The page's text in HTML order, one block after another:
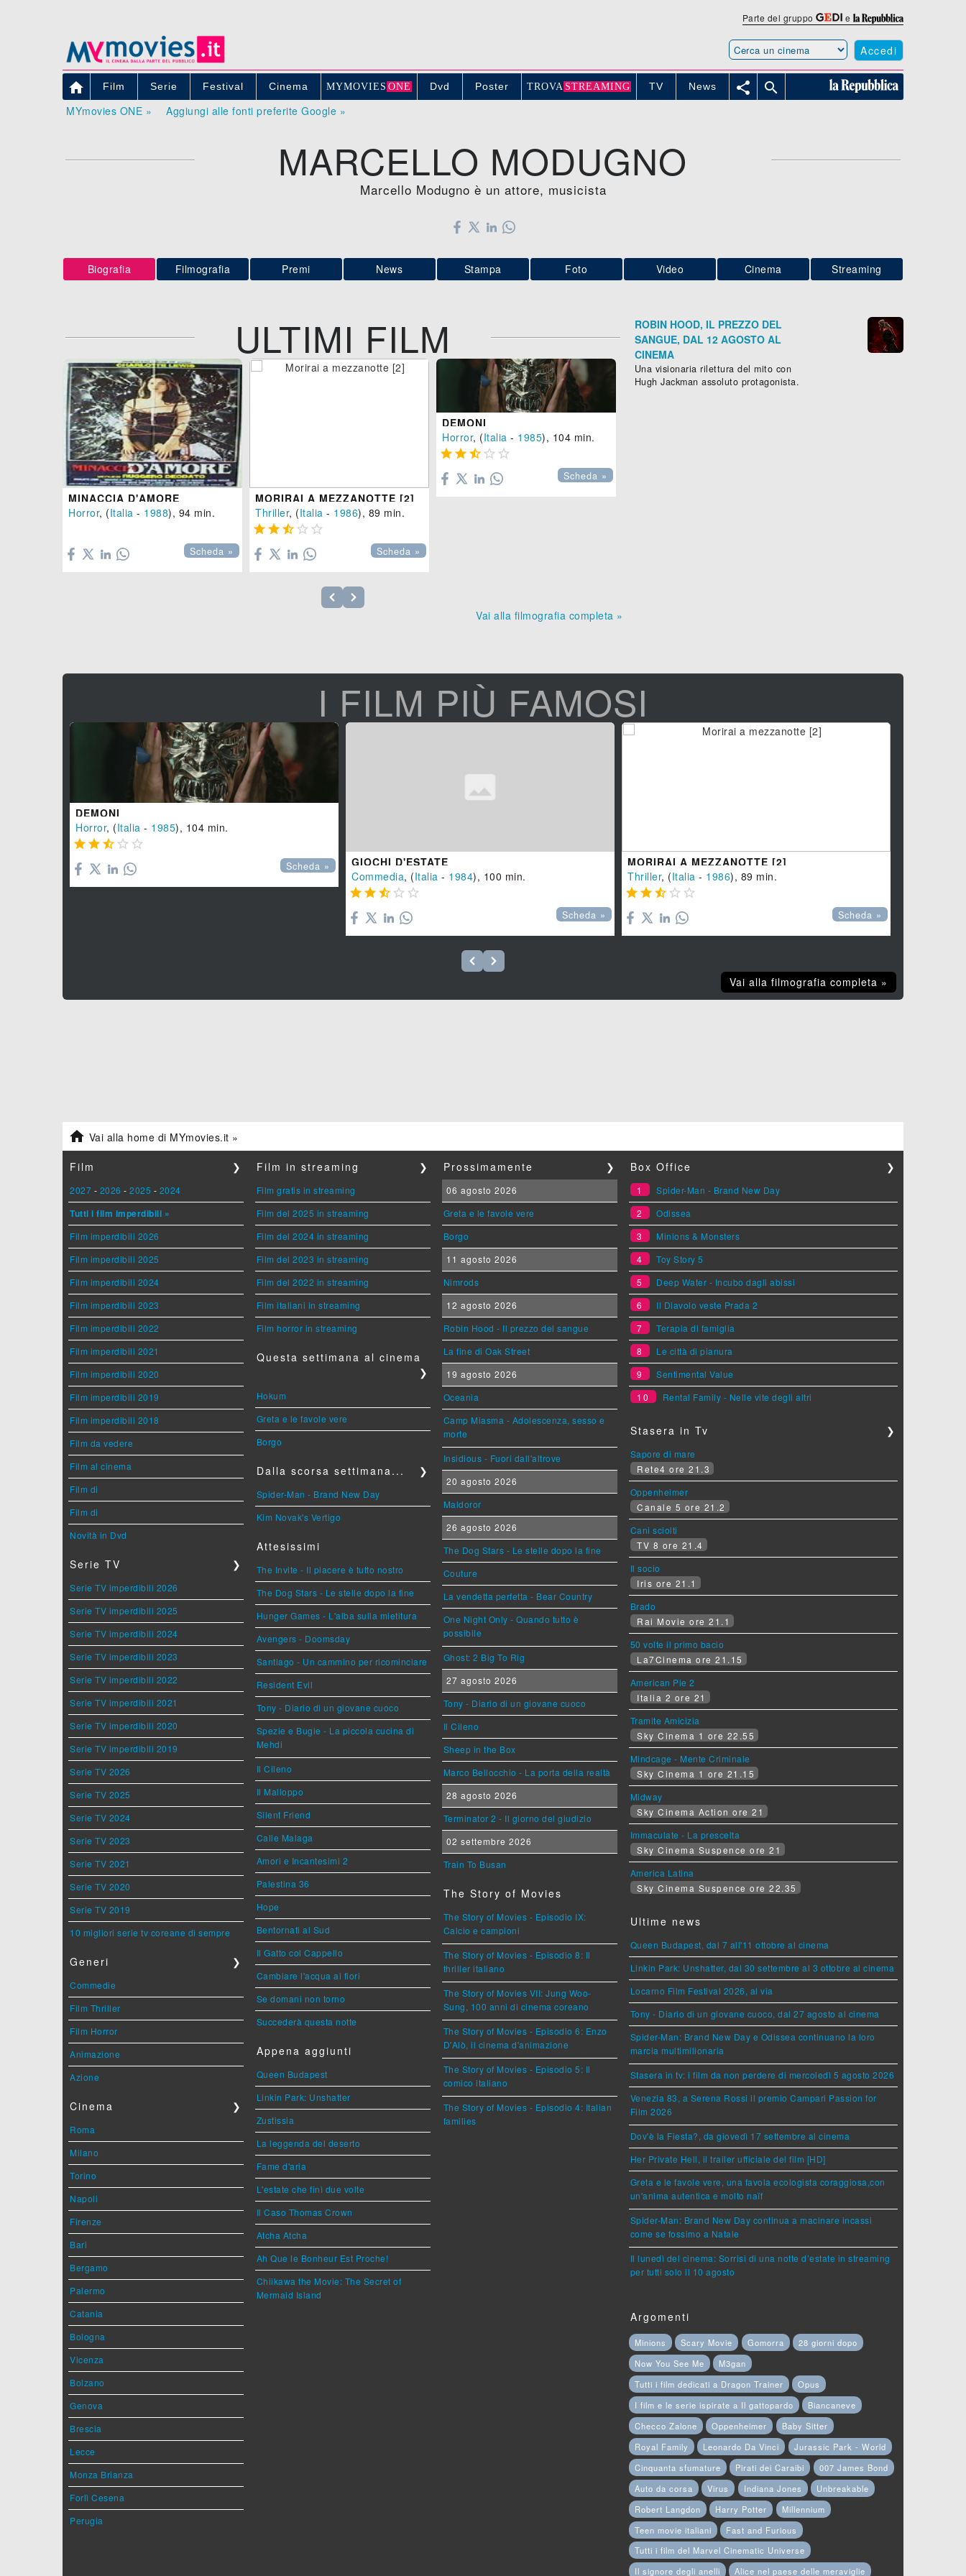
Parte del gruppo e
Accedi
 Film Serie Festival Cinema MYMOVIE S ONE Dvd Poster TROVA STREAMING TV News  
MYmovies ONE » Aggiungi alle fonti preferite Google »
MARCELLO MODUGNO
Marcello Modugno è un attore, musicista
Biografia Filmografia Premi News Stampa Foto Video Cinema Streaming
ULTIMI FILM
MINACCIA D'AMORE
Horror, (Italia - 1988), 94 min.
Scheda »
MORIRAI A MEZZANOTTE [2]
Thriller, (Italia - 1986), 89 min.
    
Scheda »
DEMONI
Horror, (Italia - 1985), 104 min.
    
Scheda »
Vai alla filmografia completa »
ROBIN HOOD, IL PREZZO DEL
SANGUE, DAL 12 AGOSTO AL
CINEMA
Una visionaria rilettura del mito con
Hugh Jackman assoluto protagonista.
I FILM PIÙ FAMOSI
DEMONI
Horror, (Italia - 1985), 104 min.
    
Scheda »
GIOCHI D'ESTATE
Commedia, (Italia - 1984), 100 min.
    
Scheda »
MORIRAI A MEZZANOTTE [2]
Thriller, (Italia - 1986), 89 min.
    
Scheda »
Vai alla filmografia completa »
 Vai alla home di MYmovies.it »
Film ❯
2027 - 2026 - 2025 - 2024
Tutti i film imperdibili »
Film imperdibili 2026
Film imperdibili 2025
Film imperdibili 2024
Film imperdibili 2023
Film imperdibili 2022
Film imperdibili 2021
Film imperdibili 2020
Film imperdibili 2019
Film imperdibili 2018
Film da vedere
Film al cinema
Film di
Film di
Novità in Dvd
Serie TV ❯
Serie TV imperdibili 2026
Serie TV imperdibili 2025
Serie TV imperdibili 2024
Serie TV imperdibili 2023
Serie TV imperdibili 2022
Serie TV imperdibili 2021
Serie TV imperdibili 2020
Serie TV imperdibili 2019
Serie TV 2026
Serie TV 2025
Serie TV 2024
Serie TV 2023
Serie TV 2021
Serie TV 2020
Serie TV 2019
10 migliori serie tv coreane di sempre
Generi ❯
Commedie
Film Thriller
Film Horror
Animazione
Azione
Cinema ❯
Roma
Milano
Torino
Napoli
Firenze
Bari
Bergamo
Palermo
Catania
Bologna
Vicenza
Bolzano
Genova
Brescia
Lecce
Monza Brianza
Forlì Cesena
Perugia
Film in streaming ❯
Film gratis in streaming
Film del 2025 in streaming
Film del 2024 in streaming
Film del 2023 in streaming
Film del 2022 in streaming
Film italiani in streaming
Film horror in streaming
Questa settimana al cinema
❯
Hokum
Greta e le favole vere
Borgo
Dalla scorsa settimana... ❯
Spider-Man - Brand New Day
Kim Novak's Vertigo
Attesissimi
The Invite - Il piacere è tutto nostro
The Dog Stars - Le stelle dopo la fine
Hunger Games - L'alba sulla mietitura
Avengers - Doomsday
Santiago - Un cammino per ricominciare
Resident Evil
Tony - Diario di un giovane cuoco
Spezie e Bugie - La piccola cucina di
Mehdi
Il Cileno
Il Malloppo
Silent Friend
Calle Malaga
Amori e Incantesimi 2
Palestina 36
Hope
Bentornati al Sud
Il Gatto col Cappello
Cambiare l'acqua ai fiori
Se domani non torno
Succederà questa notte
Appena aggiunti
Queen Budapest
Linkin Park: Unshatter
Zustissia
La leggenda del deserto
Fame d'aria
L'estate che finì due volte
Il Caso Thomas Crown
Atcha Atcha
Ah Que le Bonheur Est Proche!
Chiikawa the Movie: The Secret of
Mermaid Island
Prossimamente ❯
06 agosto 2026
Greta e le favole vere
Borgo
11 agosto 2026
Nimrods
12 agosto 2026
Robin Hood - Il prezzo del sangue
La fine di Oak Street
19 agosto 2026
Oceania
Camp Miasma - Adolescenza, sesso e
morte
Insidious - Fuori dall'altrove
20 agosto 2026
Maldoror
26 agosto 2026
The Dog Stars - Le stelle dopo la fine
Couture
La vendetta perfetta - Bear Country
One Night Only - Quando tutto è
possibile
Ghost: 2 Big To Rig
27 agosto 2026
Tony - Diario di un giovane cuoco
Il Cileno
Sheep in the Box
Marco Bellocchio - La porta della realtà
28 agosto 2026
Terminator 2 - Il giorno del giudizio
02 settembre 2026
Train To Busan
The Story of Movies
The Story of Movies - Episodio IX:
Calcio e campioni
The Story of Movies - Episodio 8: Il
thriller italiano
The Story of Movies VII: Jung Woo-
Sung, 100 anni di cinema coreano
The Story of Movies - Episodio 6: Enzo
D'Alò, il cinema d'animazione
The Story of Movies - Episodio 5: Il
comico italiano
The Story of Movies - Episodio 4: Italian
families
Box Office ❯
1
Spider-Man - Brand New Day
2
Odissea
3
Minions & Monsters
4
Toy Story 5
5
Deep Water - Incubo dagli abissi
6
Il Diavolo veste Prada 2
7
Terapia di famiglia
8
Le città di pianura
9
Sentimental Value
10
Rental Family - Nelle vite degli altri
Stasera in Tv ❯
Sapore di mare
Rete4 ore 21.3
Oppenheimer
Canale 5 ore 21.2
Cani sciolti
TV 8 ore 21.4
Il socio
Iris ore 21.1
Brado
Rai Movie ore 21.1
50 volte il primo bacio
La7Cinema ore 21.15
American Pie 2
Italia 2 ore 21
Tramite Amicizia
Sky Cinema 1 ore 22.55
Mindcage - Mente Criminale
Sky Cinema 1 ore 21.15
Midway
Sky Cinema Action ore 21
Immaculate - La prescelta
Sky Cinema Suspence ore 21
America Latina
Sky Cinema Suspence ore 22.35
Ultime news
Queen Budapest, dal 7 all'11 ottobre al cinema
Linkin Park: Unshatter, dal 30 settembre al 3 ottobre al cinema
Locarno Film Festival 2026, al via
Tony - Diario di un giovane cuoco, dal 27 agosto al cinema
Spider-Man: Brand New Day e Odissea continuano la loro
marcia multimilionaria
Stasera in tv: i film da non perdere di mercoledì 5 agosto 2026
Venezia 83, a Serena Rossi il premio Campari Passion for
Film 2026
Dov'è la Fiesta?, da giovedì 17 settembre al cinema
Her Private Hell, il trailer ufficiale del film [HD]
Greta e le favole vere, una favola ecologista coraggiosa,con
un'anima autentica e molto naïf
Spider-Man: Brand New Day continua a macinare incassi
come se fossimo a Natale
Il lunedì del cinema: Sorrisi di una notte d’estate in streaming
per tutti solo il 10 agosto
Argomenti
Minions Scary Movie Gomorra
28 giorni dopo
Now You See Me
M3gan
Tutti i film dedicati a Dragon Trainer
Opus
I film e le serie ispirate a Il gattopardo
Biancaneve
Checco Zalone
Oppenheimer
Baby Sitter
Royal Family
Leonardo Da Vinci
Jurassic Park - World
Cinquanta sfumature
Pirati dei Caraibi
007 James Bond
Auto da corsa
Virus Indiana Jones
Unbreakable
Robert Langdon
Harry Potter
Millennium
Teen movie italiani
Fast and Furious
Tutti i film del Marvel Cinematic Universe
Il signore degli anelli
Alice nel paese delle meraviglie